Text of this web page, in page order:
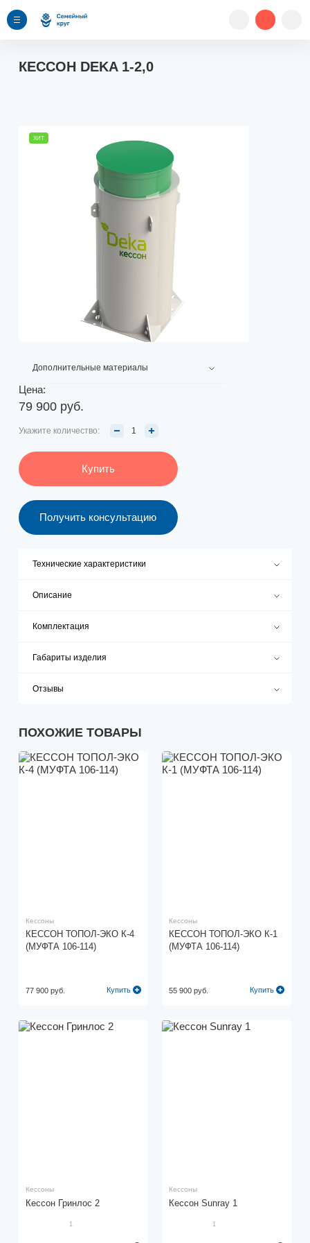
ХИТ
КЕССОН DEKA 1-2,0
Цена:
79 900 руб.
Укажите количество:
Купить
Получить консультацию
Технические характеристики
Описание
Комплектация
Габариты изделия
Отзывы
Дополнительные материалы
ПОХОЖИЕ ТОВАРЫ
Кессоны
КЕССОН ТОПОЛ-ЭКО К-4
(МУФТА 106-114)
77 900 руб. Купить
Кессоны
КЕССОН ТОПОЛ-ЭКО К-1
(МУФТА 106-114)
55 900 руб. Купить
Кессоны
Кессон Гринлос 2
1
Кессоны
Кессон Sunray 1
1